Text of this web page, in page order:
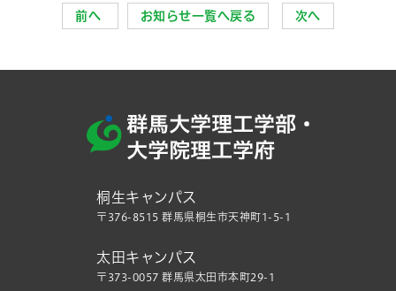
前へ お知らせ一覧へ戻る 次へ
桐生キャンパス
〒376-8515 群馬県桐生市天神町1-5-1
太田キャンパス
〒373-0057 群馬県太田市本町29-1